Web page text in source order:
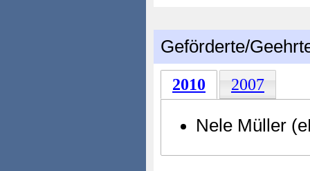
Geförderte/
2010 2007
Nele Müller